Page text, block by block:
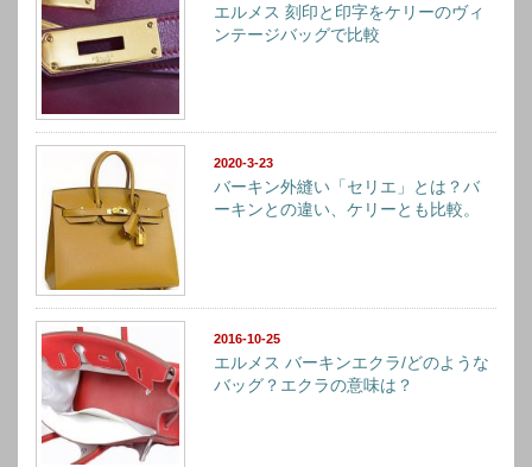
エルメス 刻印と印字をケリーのヴィ
ンテージバッグで比較
2020-3-23
バーキン外縫い「セリエ」とは？バ
ーキンとの違い、ケリーとも比較。
2016-10-25
エルメス バーキンエクラ/どのような
バッグ？エクラの意味は？